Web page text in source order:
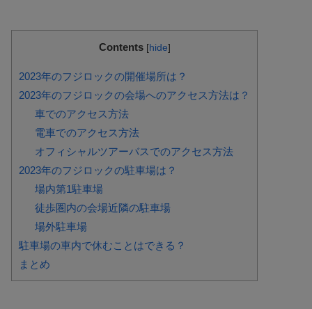
Contents [hide]
2023年のフジロックの開催場所は？
2023年のフジロックの会場へのアクセス方法は？
車でのアクセス方法
電車でのアクセス方法
オフィシャルツアーバスでのアクセス方法
2023年のフジロックの駐車場は？
場内第1駐車場
徒歩圏内の会場近隣の駐車場
場外駐車場
駐車場の車内で休むことはできる？
まとめ